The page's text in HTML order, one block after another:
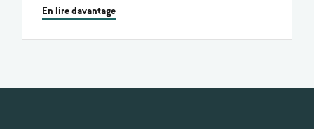
En lire davantage